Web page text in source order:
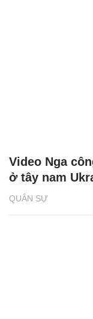
QUÂN SỰ
Video Nga
ở tây nam